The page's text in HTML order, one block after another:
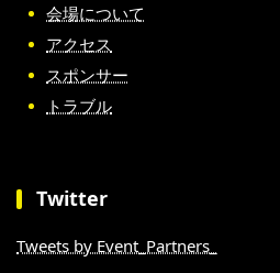
会場について
アクセス
スポンサー
トラブル
Twitter
Tweets by Event_Partners_